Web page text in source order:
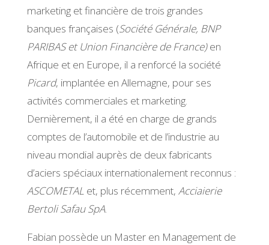
marketing et financière de trois grandes
banques françaises (Société Générale, BNP
PARIBAS et Union Financière de France)en
Afrique et en Europe, il a renforcé la société
Picard, implantée en Allemagne, pour ses
activités commerciales et marketing.
Dernièrement, il a été en charge de grands
comptes de l’automobile et de l’industrie au
niveau mondial auprès de deux fabricants
d’aciers spéciaux internationalement reconnus :
ASCOMETALet, plus récemment, Acciaierie
Bertoli Safau SpA.
Fabian possède un Master en Management de